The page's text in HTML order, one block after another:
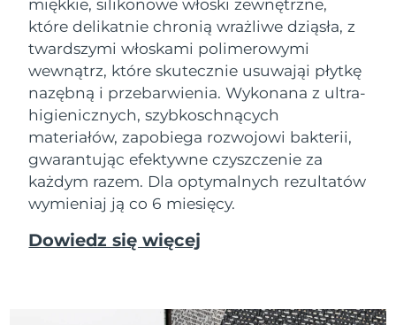
miękkie, silikonowe włoski zewnętrzne,
które delikatnie chronią wrażliwe dziąsła, z
twardszymi włoskami polimerowymi
wewnątrz, które skutecznie usuwająi płytkę
nazębną i przebarwienia. Wykonana z ultra-
higienicznych, szybkoschnących
materiałów, zapobiega rozwojowi bakterii,
gwarantując efektywne czyszczenie za
każdym razem. Dla optymalnych rezultatów
wymieniaj ją co 6 miesięcy.
Dowiedz się więcej